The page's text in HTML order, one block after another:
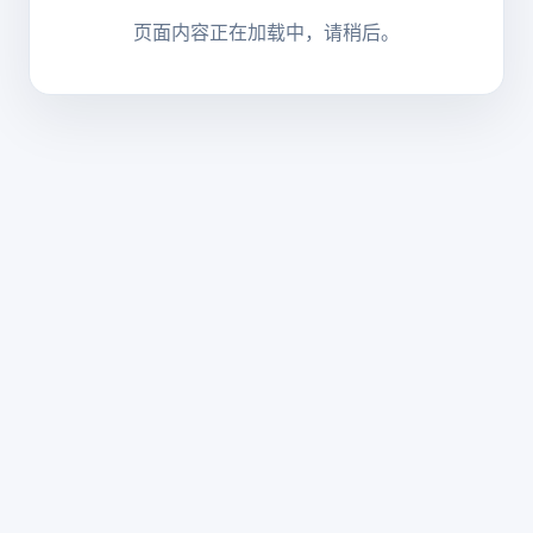
页面内容正在加载中，请稍后。